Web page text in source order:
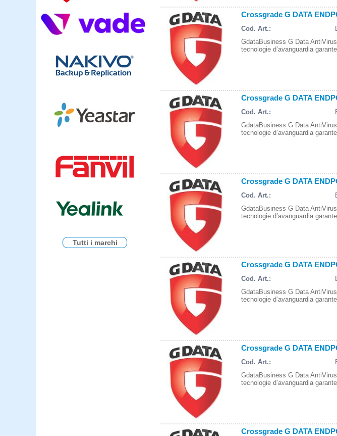
Tutti i marchi
Crossgrade G DATA
Cod. Art.:
GdataBusiness G Data
tecnologie d’avanguardia
Crossgrade G DATA
Cod. Art.:
GdataBusiness G Data
tecnologie d’avanguardia
Crossgrade G DATA
Cod. Art.:
GdataBusiness G Data
tecnologie d’avanguardia
Crossgrade G DATA
Cod. Art.:
GdataBusiness G Data
tecnologie d’avanguardia
Crossgrade G DATA
Cod. Art.:
GdataBusiness G Data
tecnologie d’avanguardia
Crossgrade G DATA